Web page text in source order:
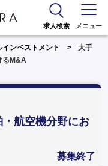
求人検索 メニュー
インベストメント
大手
るM&A
航空機分野にお
募集終了